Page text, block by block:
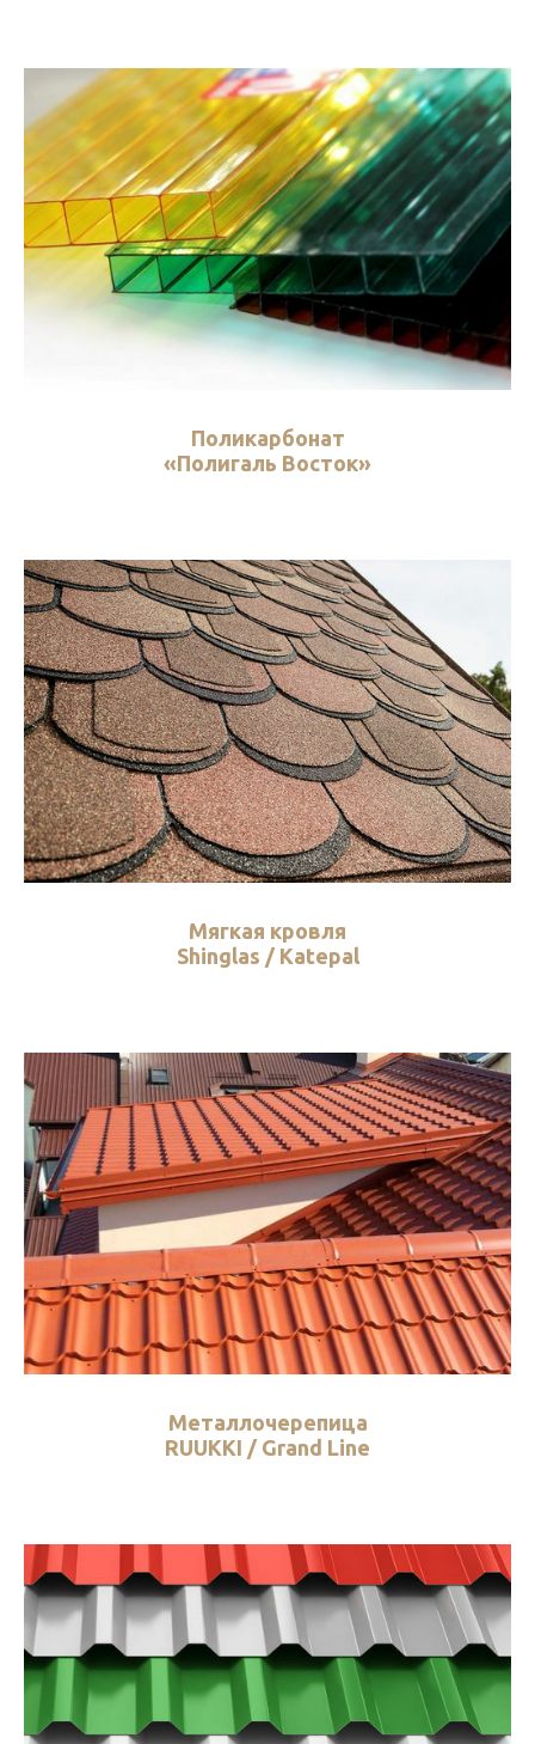
Поликарбонат
«Полигаль Восток»
Мягкая кровля
Shinglas / Katepal
Металлочерепица
RUUKKI / Grand Line